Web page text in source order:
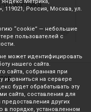
05 Апплика
Россия, Москва, ул.
“cookie” — небольшие
пользователей с
может идентифицировать
нашего сайта.
сайта, собранная при
и храниться на сервере
будет обрабатывать эту
сайта, составления для
предоставления других
в порядке, установленном